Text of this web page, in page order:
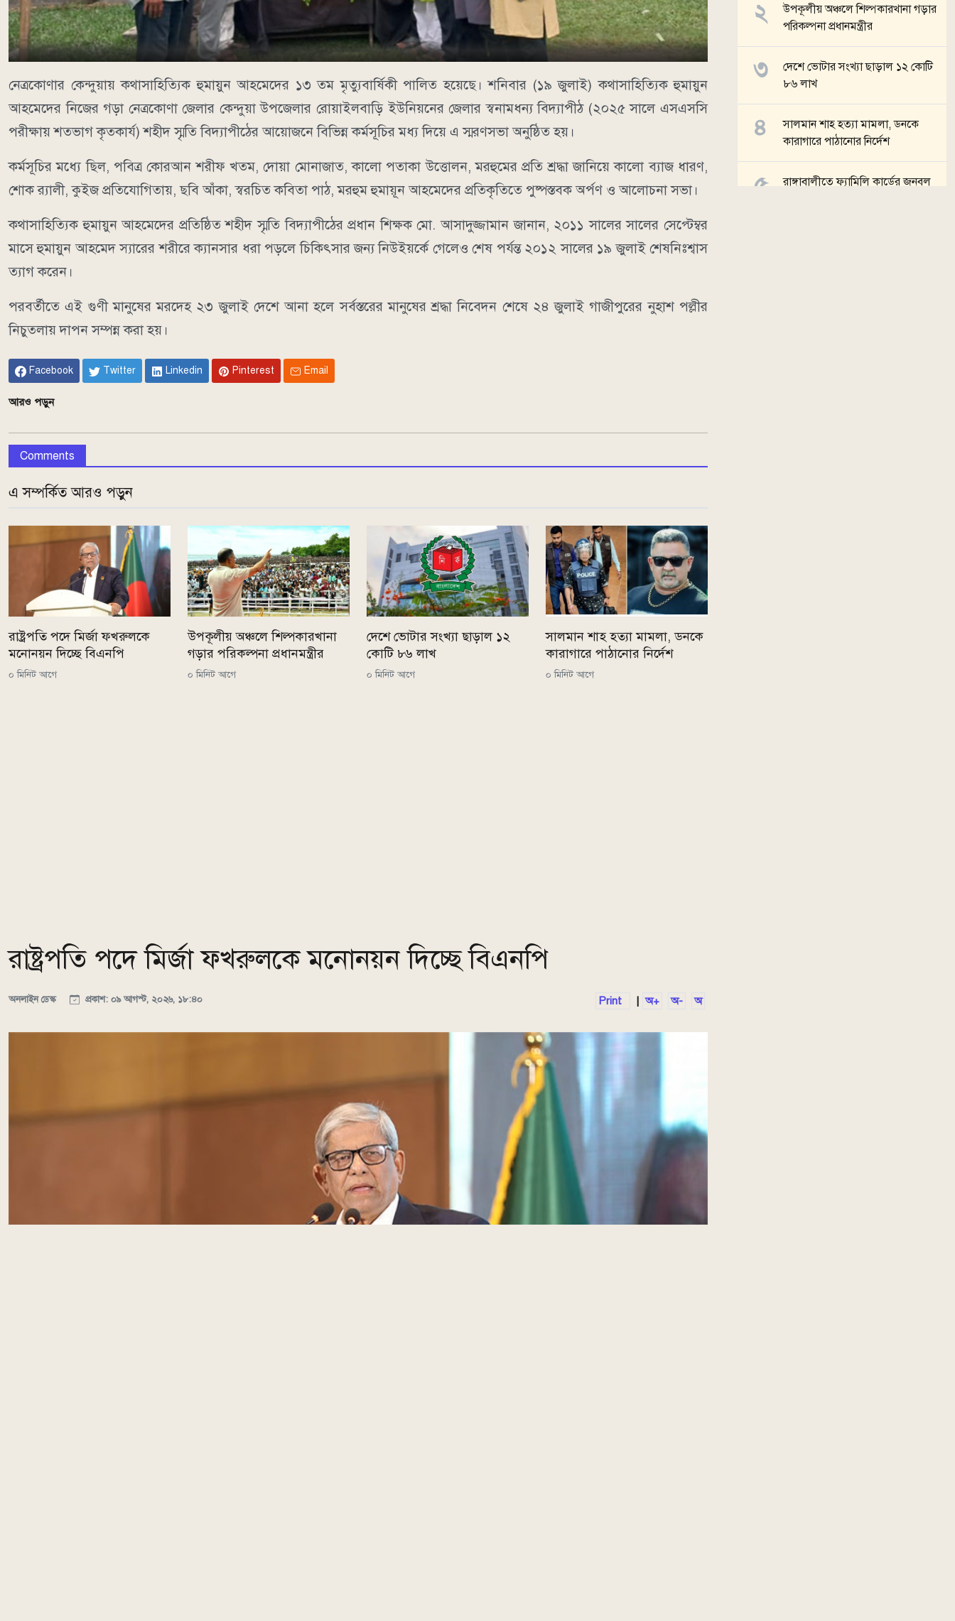
নেত্রকোণার কেন্দুয়ায় কথাসাহিত্যিক হুমায়ুন আহমেদের ১৩ তম মৃত্যুবার্ষিকী পালিত হয়েছে। শনিবার (১৯ জুলাই) কথাসাহিত্যিক হুমায়ুন
আহমেদের নিজের গড়া নেত্রকোণা জেলার কেন্দুয়া উপজেলার রোয়াইলবাড়ি ইউনিয়নের জেলার স্বনামধন্য বিদ্যাপীঠ (২০২৫ সালে এসএসসি
পরীক্ষায় শতভাগ কৃতকার্য) শহীদ স্মৃতি বিদ্যাপীঠের আয়োজনে বিভিন্ন কর্মসূচির মধ্য দিয়ে এ স্মরণসভা অনুষ্ঠিত হয়।
কর্মসূচির মধ্যে ছিল, পবিত্র কোরআন শরীফ খতম, দোয়া মোনাজাত, কালো পতাকা উত্তোলন, মরহুমের প্রতি শ্রদ্ধা জানিয়ে কালো ব্যাজ ধারণ,
শোক র‍্যালী, কুইজ প্রতিযোগিতায়, ছবি আঁকা, স্বরচিত কবিতা পাঠ, মরহুম হুমায়ূন আহমেদের প্রতিকৃতিতে পুষ্পস্তবক অর্পণ ও আলোচনা সভা।
কথাসাহিত্যিক হুমায়ুন আহমেদের প্রতিষ্ঠিত শহীদ স্মৃতি বিদ্যাপীঠের প্রধান শিক্ষক মো. আসাদুজ্জামান জানান, ২০১১ সালের সালের সেপ্টেম্বর
মাসে হুমায়ুন আহমেদ স্যারের শরীরে ক্যানসার ধরা পড়লে চিকিৎসার জন্য নিউইয়র্কে গেলেও শেষ পর্যন্ত ২০১২ সালের ১৯ জুলাই শেষনিঃশ্বাস
ত্যাগ করেন।
পরবর্তীতে এই গুণী মানুষের মরদেহ ২৩ জুলাই দেশে আনা হলে সর্বস্তরের মানুষের শ্রদ্ধা নিবেদন শেষে ২৪ জুলাই গাজীপুরের নুহাশ পল্লীর
নিচুতলায় দাপন সম্পন্ন করা হয়।
Facebook Twitter Linkedin Pinterest Email
আরও পড়ুন
Comments
এ সম্পর্কিত আরও পড়ুন
রাষ্ট্রপতি পদে মির্জা ফখরুলকে
মনোনয়ন দিচ্ছে বিএনপি
০ মিনিট আগে
উপকূলীয় অঞ্চলে শিল্পকারখানা
গড়ার পরিকল্পনা প্রধানমন্ত্রীর
০ মিনিট আগে
দেশে ভোটার সংখ্যা ছাড়াল ১২
কোটি ৮৬ লাখ
০ মিনিট আগে
সালমান শাহ হত্যা মামলা, ডনকে
কারাগারে পাঠানোর নির্দেশ
০ মিনিট আগে
রাষ্ট্রপতি পদে মির্জা ফখরুলকে মনোনয়ন দিচ্ছে বিএনপি
অনলাইন ডেস্ক প্রকাশ: ০৯ আগস্ট, ২০২৬, ১৮:৪০ Print | অ+ অ- অ
উপকূলীয় অঞ্চলে শিল্পকারখানা গড়ার
পরিকল্পনা প্রধানমন্ত্রীর
দেশে ভোটার সংখ্যা ছাড়াল ১২ কোটি
৮৬ লাখ
সালমান শাহ হত্যা মামলা, ডনকে
কারাগারে পাঠানোর নির্দেশ
রাঙ্গাবালীতে ফ্যামিলি কার্ডের জনবল